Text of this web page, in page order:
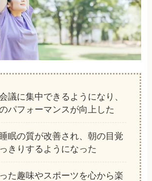
議に集中できるようになり、
パフォーマンスが向上した
眠の質が改善され、朝の目覚
きりするようになった
た趣味やスポーツを心から楽